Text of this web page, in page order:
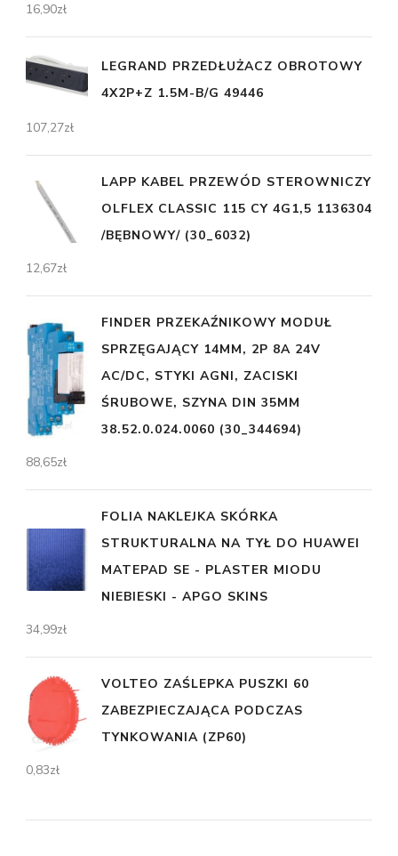
16,90zł
LEGRAND PRZEDŁUŻACZ OBROTOWY
4X2P+Z 1.5M-B/G 49446
107,27zł
LAPP KABEL PRZEWÓD STEROWNICZY
OLFLEX CLASSIC 115 CY 4G1,5 1136304
/BĘBNOWY/ (30_6032)
12,67zł
FINDER PRZEKAŹNIKOWY MODUŁ
SPRZĘGAJĄCY 14MM, 2P 8A 24V
AC/DC, STYKI AGNI, ZACISKI
ŚRUBOWE, SZYNA DIN 35MM
38.52.0.024.0060 (30_344694)
88,65zł
FOLIA NAKLEJKA SKÓRKA
STRUKTURALNA NA TYŁ DO HUAWEI
MATEPAD SE - PLASTER MIODU
NIEBIESKI - APGO SKINS
34,99zł
VOLTEO ZAŚLEPKA PUSZKI 60
ZABEZPIECZAJĄCA PODCZAS
TYNKOWANIA (ZP60)
0,83zł